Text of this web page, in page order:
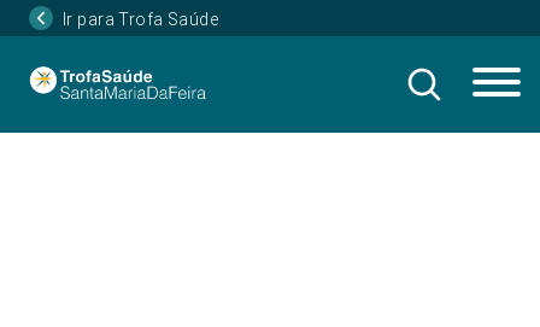
Ir para Trofa Saúde